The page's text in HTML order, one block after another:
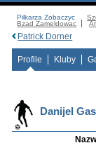
Piłkarza Zobaczyc
Bzad Zameldowac
Patrick Dorner
Profile Kluby
Danijel